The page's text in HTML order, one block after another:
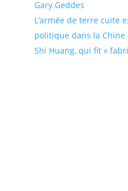
Gary Geddes
L’armée de terre cuite
politique dans la
Shi Huang, qui fit «